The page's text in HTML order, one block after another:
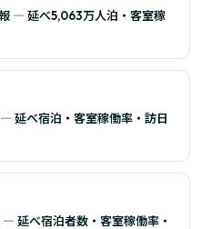
― 延べ5,063万人泊・客室稼
延べ宿泊・客室稼働率・訪日
延べ宿泊者数・客室稼働率・